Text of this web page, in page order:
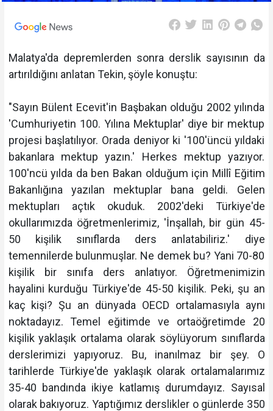
Malatya'da depremlerden sonra derslik sayısının da
artırıldığını anlatan Tekin, şöyle konuştu:
"Sayın Bülent Ecevit'in Başbakan olduğu 2002 yılında
'Cumhuriyetin 100. Yılına Mektuplar' diye bir mektup
projesi başlatılıyor. Orada deniyor ki '100'üncü yıldaki
bakanlara mektup yazın.' Herkes mektup yazıyor.
100'ncü yılda da ben Bakan olduğum için Millî Eğitim
Bakanlığına yazılan mektuplar bana geldi. Gelen
mektupları açtık okuduk. 2002'deki Türkiye'de
okullarımızda öğretmenlerimiz, 'İnşallah, bir gün 45-
50 kişilik sınıflarda ders anlatabiliriz.' diye
temennilerde bulunmuşlar. Ne demek bu? Yani 70-80
kişilik bir sınıfa ders anlatıyor. Öğretmenimizin
hayalini kurduğu Türkiye'de 45-50 kişilik. Peki, şu an
kaç kişi? Şu an dünyada OECD ortalamasıyla aynı
noktadayız. Temel eğitimde ve ortaöğretimde 20
kişilik yaklaşık ortalama olarak söylüyorum sınıflarda
derslerimizi yapıyoruz. Bu, inanılmaz bir şey. O
tarihlerde Türkiye'de yaklaşık olarak ortalamalarımız
35-40 bandında ikiye katlamış durumdayız. Sayısal
olarak bakıyoruz. Yaptığımız derslikler o günlerde 350